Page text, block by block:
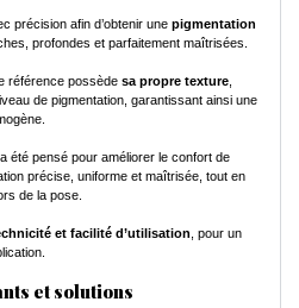
précision afin d’obtenir une pigmentation
profondes et parfaitement maîtrisées.
référence possède sa propre texture,
de pigmentation, garantissant ainsi une
a été pensé pour améliorer le confort de
précise, uniforme et maîtrisée, tout en
de la pose.
et facilité d’utilisation, pour un
et solutions